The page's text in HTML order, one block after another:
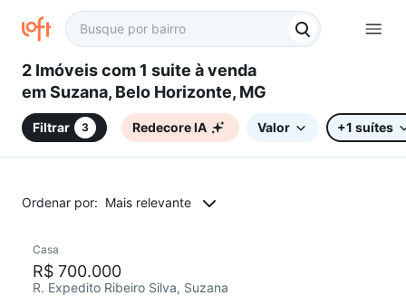
2 Imóveis com 1 suite à venda
em Suzana, Belo Horizonte, MG
Filtrar 3 Redecore IA Valor +1 suítes
Ordenar por: Mais relevante
Casa
R$ 700.000
R. Expedito Ribeiro Silva, Suzana